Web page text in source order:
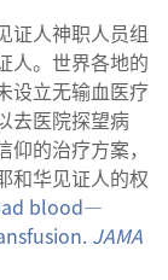
证人神职人员组
人。世界各地的
设立无输血医疗
去医院探望病
的治疗方案，
和华见证人的权
blood​—
JAMA